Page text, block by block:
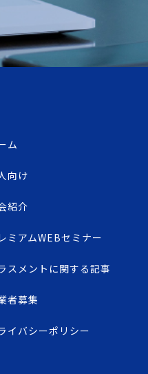
ム
向け
紹介
ミアムWEBセミナー
スメントに関する記事
者募集
イバシーポリシー